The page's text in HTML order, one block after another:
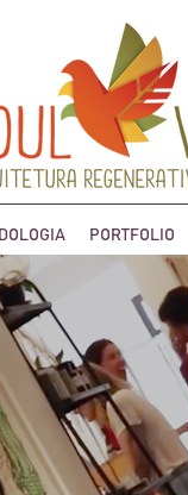
PORTFOLIO